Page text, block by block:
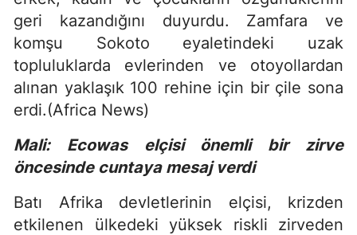
geri kazandığını duyurdu. Zamfara ve
komşu Sokoto eyaletindeki uzak
topluluklarda evlerinden ve otoyollardan
alınan yaklaşık 100 rehine için bir çile sona
erdi.(Africa News)
Mali: Ecowas elçisi önemli bir zirve
öncesinde cuntaya mesaj verdi
Batı Afrika devletlerinin elçisi, krizden
etkilenen ülkedeki yüksek riskli zirveden